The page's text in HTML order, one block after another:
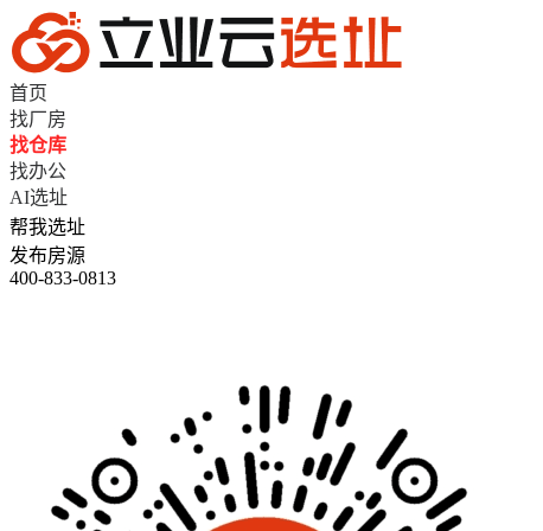
首页
找厂房
找仓库
找办公
AI选址
帮我选址
发布房源
400-833-0813